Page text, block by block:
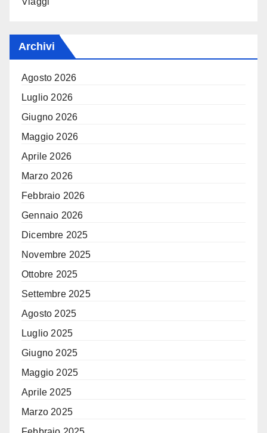
Archivi
Agosto 2026
Luglio 2026
Giugno 2026
Maggio 2026
Aprile 2026
Marzo 2026
Febbraio 2026
Gennaio 2026
Dicembre 2025
Novembre 2025
Ottobre 2025
Settembre 2025
Agosto 2025
Luglio 2025
Giugno 2025
Maggio 2025
Aprile 2025
Marzo 2025